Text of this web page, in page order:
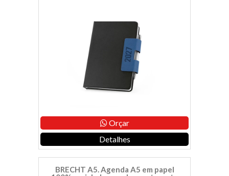
Orçar
Detalhes
BRECHT A5. Agenda A5 em papel